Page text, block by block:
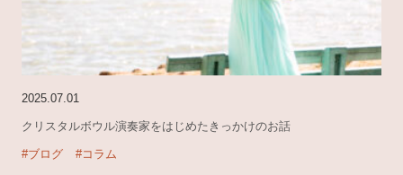
2025.07.01
クリスタルボウル演奏家をはじめたきっかけのお話
#ブログ #コラム